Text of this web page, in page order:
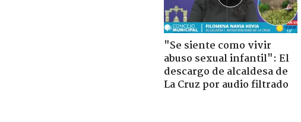
"Se siente como vivir
abuso sexual infantil": El
descargo de alcaldesa de
La Cruz por audio filtrado